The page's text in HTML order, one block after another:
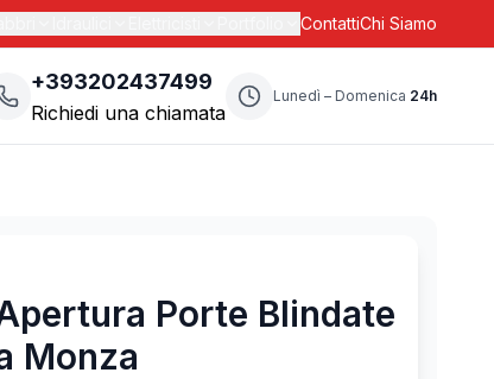
ContattiChi Siamo
+393202437499
Richiedi una chiamata
Lunedì – Domenica 24h
Porte Blindate
Monza